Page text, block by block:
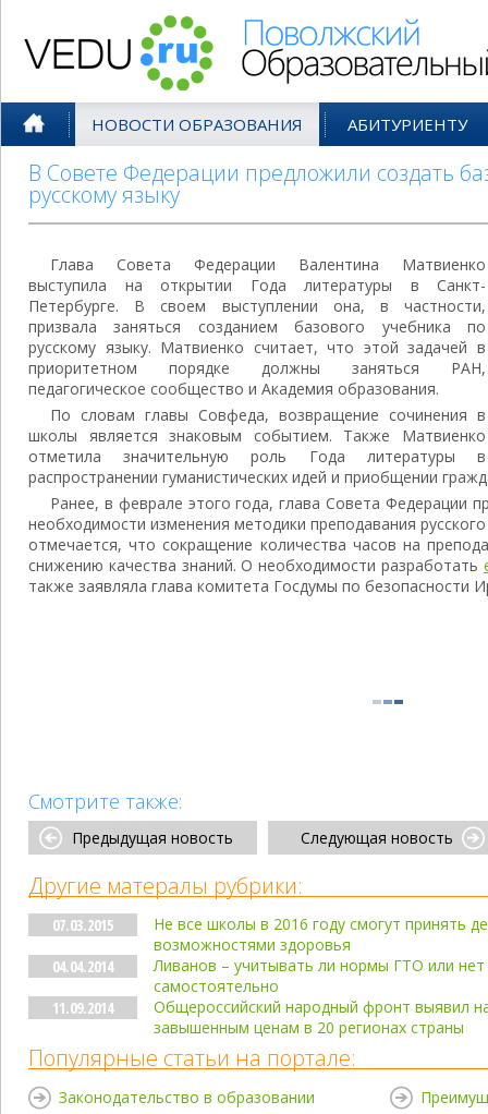
НОВОСТИ ОБРАЗОВАНИЯ АБИТУРИЕНТУ
В Совете Федерации предложили создать
русскому языку
Глава Совета Федерации Валентина Матвиенко
выступила на открытии Года литературы в Санкт-
Петербурге. В своем выступлении она, в частности,
призвала заняться созданием базового учебника по
русскому языку. Матвиенко считает, что этой задачей в
приоритетном порядке должны заняться РАН,
педагогическое сообщество и Академия образования.
По словам главы Совфеда, возвращение сочинения в
школы является знаковым событием. Также Матвиенко
отметила значительную роль Года литературы в
распространении гуманистических идей и приобщении
Ранее, в феврале этого года, глава Совета Федерации
необходимости изменения методики преподавания
отмечается, что сокращение количества часов на
снижению качества знаний. О необходимости разработать
также заявляла глава комитета Госдумы по безопасности
Смотрите также:
Предыдущая новость Следующая новость
Другие матералы рубрики:
07.03.2015
Не все школы в 2016 году смогут принять
возможностями здоровья
04.04.2014
Ливанов – учитывать ли нормы ГТО или
самостоятельно
11.09.2014
Общероссийский народный фронт выявил
завышенным ценам в 20 регионах страны
Популярные статьи на портале:
Законодательство в образовании